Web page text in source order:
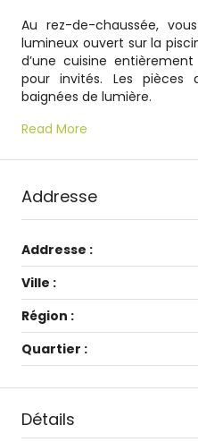
Au rez-de-chaussée,
lumineux ouvert sur la
d’une cuisine
pour invités. Les pièces
baignées de lumière.
Read More
Addresse
Addresse :
Ville :
Région :
Quartier :
Détails